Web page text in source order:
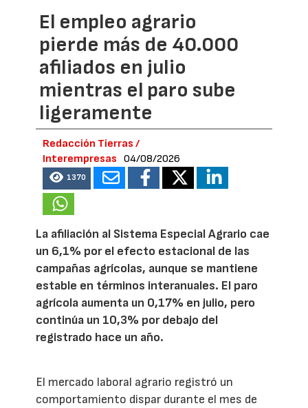
El empleo agrario
pierde más de 40.000
afiliados en julio
mientras el paro sube
ligeramente
Redacción Tierras /
Interempresas
04/08/2026
1370
La afiliación al Sistema Especial Agrario cae
un 6,1% por el efecto estacional de las
campañas agrícolas, aunque se mantiene
estable en términos interanuales. El paro
agrícola aumenta un 0,17% en julio, pero
continúa un 10,3% por debajo del
registrado hace un año.
El mercado laboral agrario registró un
comportamiento dispar durante el mes de